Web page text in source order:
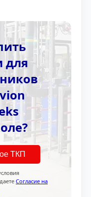
для
ТКП
Согласие на